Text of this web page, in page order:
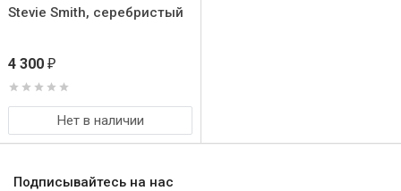
Stevie Smith, серебристый
4 300 ₽
Нет в наличии
Подписывайтесь на нас